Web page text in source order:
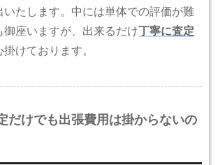
いたします。中には単体での評価が難
御座いますが、出来るだけ丁寧に査定
けております。
だけでも出張費用は掛からないの